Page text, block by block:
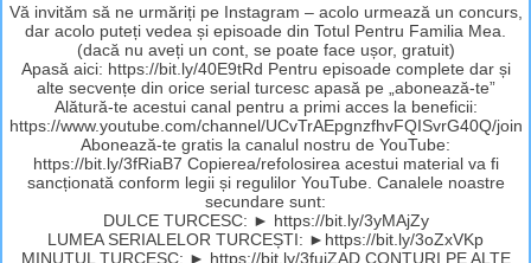
Vă invităm să ne urmăriți pe Instagram – acolo urmează un concurs,
dar acolo puteți vedea și episoade din Totul Pentru Familia Mea.
(dacă nu aveți un cont, se poate face ușor, gratuit)
Apasă aici: https://bit.ly/40E9tRd Pentru episoade complete dar și
alte secvențe din orice serial turcesc apasă pe „abonează-te”
Alătură-te acestui canal pentru a primi acces la beneficii:
https://www.youtube.com/channel/UCvTrAEpgnzfhvFQISvrG40Q/join
Abonează-te gratis la canalul nostru de YouTube:
https://bit.ly/3fRiaB7 Copierea/refolosirea acestui material va fi
sancționată conform legii și regulilor YouTube. Canalele noastre
secundare sunt:
DULCE TURCESC: ► https://bit.ly/3yMAjZy
LUMEA SERIALELOR TURCEȘTI: ►https://bit.ly/3oZxVKp
MINUTUL TURCESC: ► https://bit.ly/3fuiZAD CONTURI PE ALTE